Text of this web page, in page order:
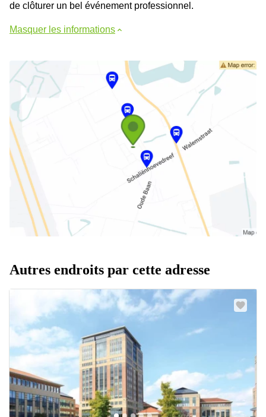
de clôturer un bel événement professionnel.
Masquer les informations
Autres endroits par cette adresse